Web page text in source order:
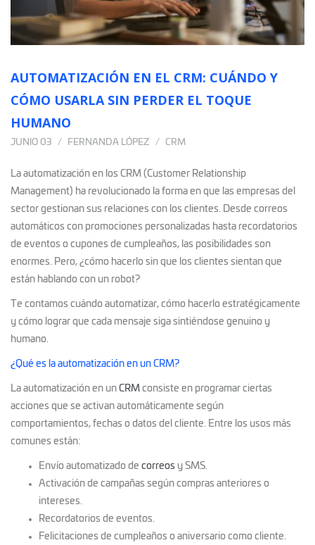
AUTOMATIZACIÓN EN EL CRM: CUÁNDO Y
CÓMO USARLA SIN PERDER EL TOQUE
HUMANO
JUNIO 03 FERNANDA LÓPEZ CRM
La automatización en los CRM (Customer Relationship
Management) ha revolucionado la forma en que las empresas del
sector gestionan sus relaciones con los clientes. Desde correos
automáticos con promociones personalizadas hasta recordatorios
de eventos o cupones de cumpleaños, las posibilidades son
enormes. Pero, ¿cómo hacerlo sin que los clientes sientan que
están hablando con un robot?
Te contamos cuándo automatizar, cómo hacerlo estratégicamente
y cómo lograr que cada mensaje siga sintiéndose genuino y
humano.
¿Qué es la automatización en un CRM?
La automatización en un CRM consiste en programar ciertas
acciones que se activan automáticamente según
comportamientos, fechas o datos del cliente. Entre los usos más
comunes están:
Envío automatizado de correos y SMS.
Activación de campañas según compras anteriores o
intereses.
Recordatorios de eventos.
Felicitaciones de cumpleaños o aniversario como cliente.